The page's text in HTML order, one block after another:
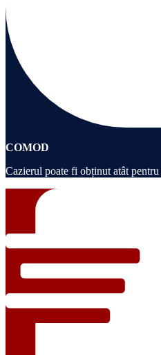
COMOD
Cazierul poate fi obținut atât pentru